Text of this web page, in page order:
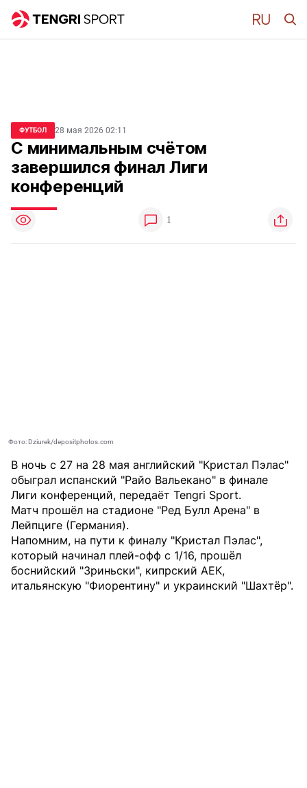
ФУТБОЛ 28 мая 2026 02:11
С минимальным счётом
завершился финал Лиги
конференций
1
Фото: Dziurek/depositphotos.com
В ночь с 27 на 28 мая английский "Кристал Пэлас"
обыграл испанский "Райо Вальекано" в финале
Лиги конференций, передаёт Tengri Sport.
Матч прошёл на стадионе "Ред Булл Арена" в
Лейпциге (Германия).
Напомним, на пути к финалу "Кристал Пэлас",
который начинал плей-офф с 1/16, прошёл
боснийский "Зриньски", кипрский АЕК,
итальянскую "Фиорентину" и украинский "Шахтёр".